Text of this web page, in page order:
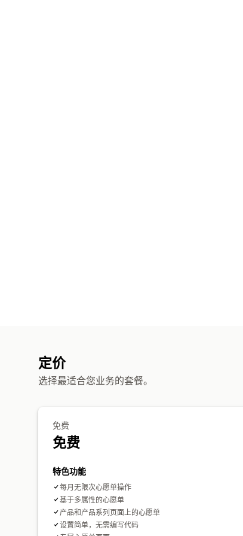
定价
选择最适合您业务的套餐。
免费
免费
特色功能
每月无限次心愿单操作
基于多属性的心愿单
产品和产品系列页面上的心愿单
设置简单，无需编写代码